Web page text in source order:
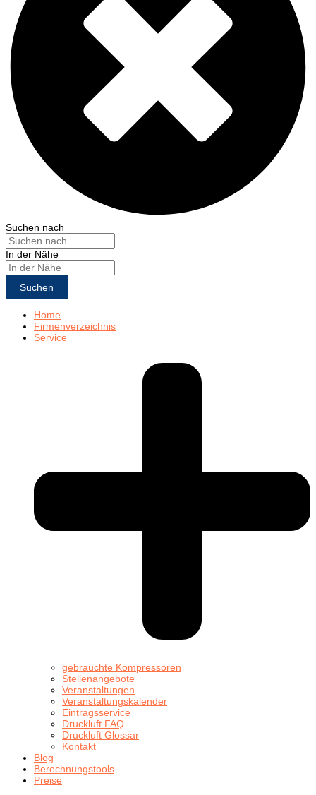
Suchen nach
In der Nähe
Suchen
Home
Firmenverzeichnis
Service
gebrauchte Kompressoren
Stellenangebote
Veranstaltungen
Veranstaltungskalender
Eintragsservice
Druckluft FAQ
Druckluft Glossar
Kontakt
Blog
Berechnungstools
Preise